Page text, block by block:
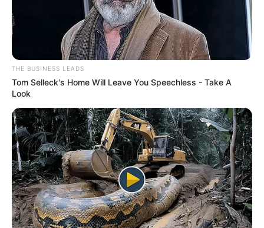
Milliarden Jahre Erdgeschichte können in der aus
Schausammlungen und wissenschaftlichen
Einrichtungen bestehenden und zu den
bedeutendsten Forschungsmuseen Europas
gehörenden Einrichtung an einem Tag erlebt
Sammlung an historischen Straßenbahnen,
Linienbussen und weiteren Exponaten aus der
Geschichte des Frankfurter Nahverkehrs ist in einer
Ausstellungshalle auf dem Gelände der ehemaligen
Frankfurter Waldbahn in Frankfurt-Schwanheim zu
bewundern. Informationen unterwww.verkehrsmuse
um.info.
Erlebnis-, Hallen- und Freibäder in Frankfurt -
THE BUSINESS LEADS
Tom Selleck's Home Will Leave You Speechless - Take A
Look